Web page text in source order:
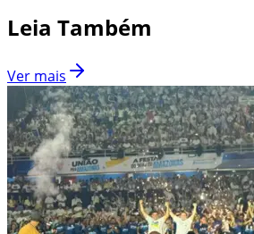
Leia Também
Ver mais